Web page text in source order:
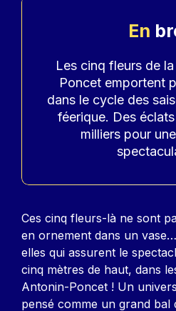
En
Accroche
Les cinq fleurs de
Poncet emportent
dans le cycle des
féerique. Des
milliers pour
Contenu
Ces cinq fleurs-là ne sont
en ornement dans un
elles qui assurent le
cinq mètres de haut, dans
Antonin-Poncet ! Un
pensé comme un grand